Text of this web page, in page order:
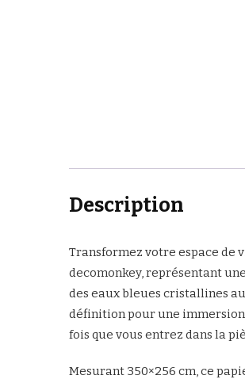
Description
Transformez votre espace de
decomonkey, représentant
des eaux bleues cristallines
définition pour une
fois que vous entrez dans la
Mesurant 350×256 cm, ce